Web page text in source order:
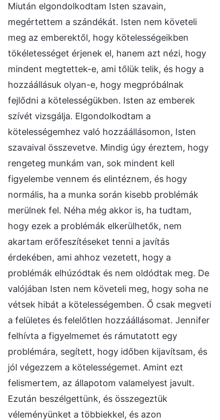
Miután elgondolkodtam Isten szavain,
megértettem a szándékát. Isten nem követeli
meg az emberektől, hogy kötelességeikben
tökéletességet érjenek el, hanem azt nézi, hogy
mindent megtettek-e, ami tőlük telik, és hogy a
hozzáállásuk olyan-e, hogy megpróbálnak
fejlődni a kötelességükben. Isten az emberek
szívét vizsgálja. Elgondolkodtam a
kötelességemhez való hozzáállásomon, Isten
szavaival összevetve. Mindig úgy éreztem, hogy
rengeteg munkám van, sok mindent kell
figyelembe vennem és elintéznem, és hogy
normális, ha a munka során kisebb problémák
merülnek fel. Néha még akkor is, ha tudtam,
hogy ezek a problémák elkerülhetők, nem
akartam erőfeszítéseket tenni a javítás
érdekében, ami ahhoz vezetett, hogy a
problémák elhúzódtak és nem oldódtak meg. De
valójában Isten nem követeli meg, hogy soha ne
vétsek hibát a kötelességemben. Ő csak megveti
a felületes és felelőtlen hozzáállásomat. Jennifer
felhívta a figyelmemet és rámutatott egy
problémára, segített, hogy időben kijavítsam, és
jól végezzem a kötelességemet. Amint ezt
felismertem, az állapotom valamelyest javult.
Ezután beszélgettünk, és összegeztük
véleményünket a többiekkel, és azon